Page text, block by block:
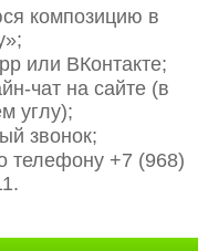
композицию в
или ВКонтакте;
чат на сайте (в
углу);
звонок;
телефону +7 (968)